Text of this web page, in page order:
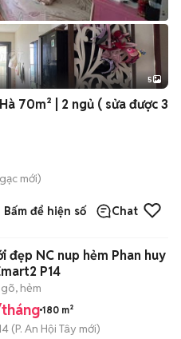
5
3
mới)
Bấm để hiện số Chat
đẹp NC nup hẻm Phan huy
P14
hẻm
180 m²
(P. An Hội Tây mới)